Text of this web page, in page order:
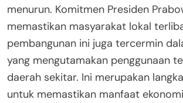
menurun. Komitmen Presiden
memastikan masyarakat lokal
pembangunan ini juga tercermin
yang mengutamakan penggunaan
daerah sekitar. Ini merupakan
untuk memastikan manfaat